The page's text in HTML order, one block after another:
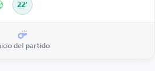
22’
del partido